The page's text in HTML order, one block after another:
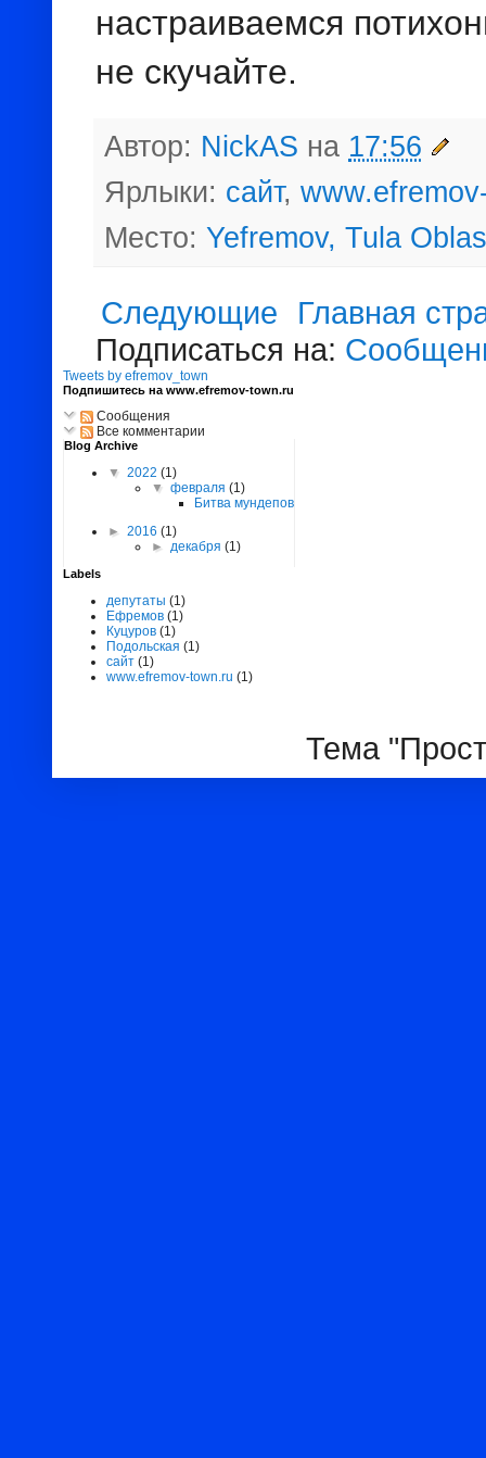
настраиваемся
не скучайте.
Автор: NickAS на 17:56
Ярлыки: сайт,
Место: Yefremov, Tula
Следующие
Главная
Подписаться на:
Tweets by efremov_town
Подпишитесь на www.efremov-town.ru
Сообщения
Все комментарии
Blog Archive
▼ 2022 (1)
▼ февраля (1)
Битва мундепов
►
2016 (1)
►
декабря (1)
Labels
депутаты (1)
Ефремов (1)
Куцуров (1)
Подольская (1)
сайт (1)
www.efremov-town.ru (1)
Тема